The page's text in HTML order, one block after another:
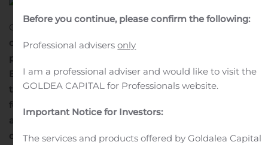
COMUNICATO STAMPA 14 NOVEMBRE 2019
closing per la cessione di 5 impianti fotovoltaici da
parte di TerniEnergia per un prezzo complessivo di
Euro 5 milioniConclusa la cessione della seconda
tranche di un perimetro complessivo di 22 impianti
fotovoltaici a Mareccio Energia, piattaforma di
aggregazione di asset in Italia di un primario fondo
d’investimento, in partnership con lo sponsor LCF
Before you continue, please confirm the following:
Professional advisersonly
I am a professional adviser and would like to visit the
GOLDEA CAPITAL for Professionals website.
Important Notice for Investors:
The services and products offered by Goldalea Capital